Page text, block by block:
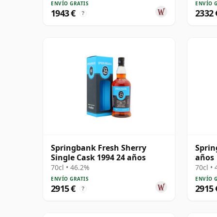
ENVÍO GRATIS
1943 € ?
ENVÍO
2332
Springbank Fresh Sherry
Single Cask 1994 24 años
70cl • 46.2%
ENVÍO GRATIS
2915 € ?
años
70cl •
ENVÍO
2915